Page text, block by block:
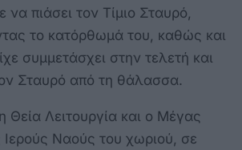
να πιάσει τον Τίμιο Σταυρό,
το κατόρθωμά του, καθώς και
συμμετάσχει στην τελετή και
Σταυρό από τη θάλασσα.
Θεία Λειτουργία και ο Μέγας
Ναούς του χωριού, σε